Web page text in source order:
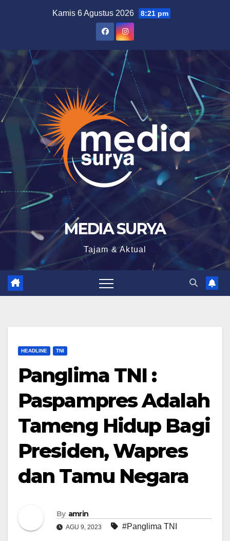
Kamis 6 Agustus 2026 8:21 pm
MEDIA SURYA
Tajam & Aktual
HEADLINE TNI
Panglima TNI :
Paspampres Adalah
Tameng Hidup Bagi
Presiden, Wapres
dan Tamu Negara
By amrin
AGU 9, 2023 #Panglima TNI